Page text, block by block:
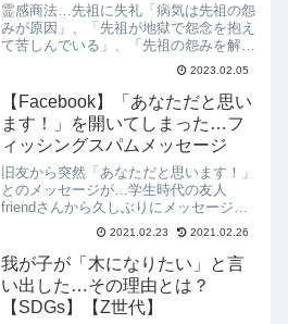
霊感商法…先祖に失礼「病気は先祖の怨
みが原因」、「先祖が地獄で怨念を抱え
て苦しんでいる」、「先祖の怨みを解き
家族を幸せにするために献金が必要」そ
んな理屈で高額な壺や除霊のグッズを買
わせたり献金させたりする霊感商法。周
到な手口でジワジワとマイ...
2023.02.05
【Facebook】「あなただと思い
ます！」を開いてしまった…フ
ィッシングスパムメッセージ
旧友から突然「あなただと思います！」
とのメッセージが…学生時代の友人
friendさんから久しぶりにメッセージが
届いていることに気づきました。
Facebook YOUTUBEを模したスパムメ
ッセージ「あなただと思います！」？絵
文字が意味深です...
2021.02.23 2021.02.26
我が子が「木になりたい」と言
い出した…その理由とは？
【SDGs】【Z世代】